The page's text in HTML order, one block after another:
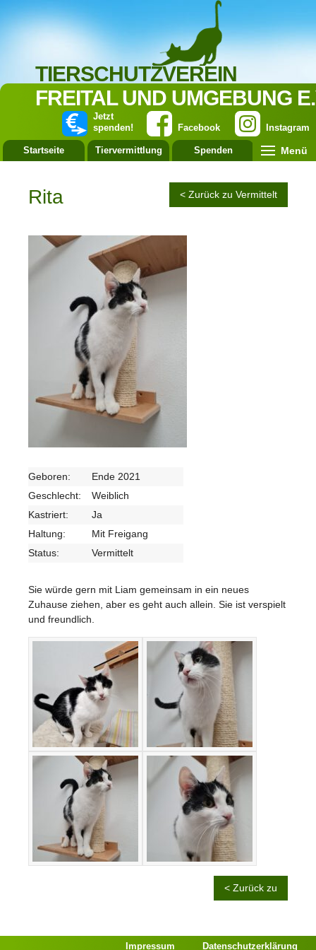
TIERSCHUTZVEREIN
FREITAL UND UMGEBUNG
Instagram
Facebook
Jetzt
spenden!
Startseite Tiervermittlung Spenden Menü
Rita < Zurück zu Vermittelt
Geboren:
Ende 2021
Geschlecht:
Weiblich
Kastriert:
Ja
Haltung:
Mit Freigang
Status:
Vermittelt
Sie würde gern mit Liam gemeinsam in ein neues
Zuhause ziehen, aber es geht auch allein. Sie ist verspielt
und freundlich.
< Zurück zu
Impressum Datenschutzerklärung